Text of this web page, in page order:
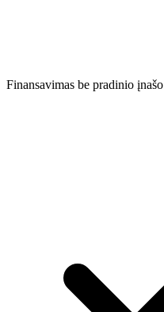
Finansavimas be pradinio įnašo